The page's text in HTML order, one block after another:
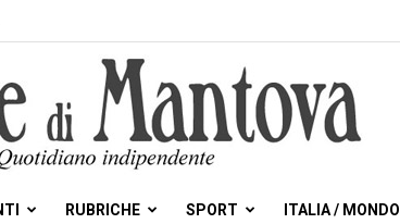
RUBRICHE SPORT ITALIA / MONDO